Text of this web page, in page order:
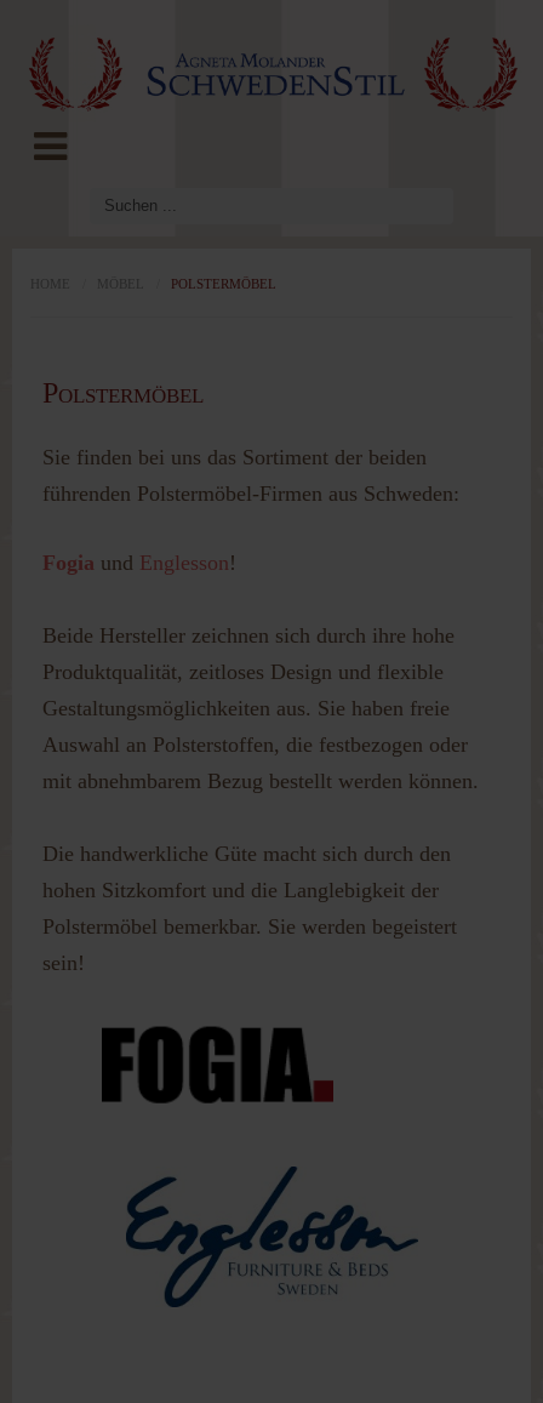
HOME MÖBEL POLSTERMÖBEL
Polstermöbel
Sie finden bei uns das Sortiment der beiden
führenden Polstermöbel-Firmen aus Schweden:
Fogia und Englesson!
Beide Hersteller zeichnen sich durch ihre hohe
Produktqualität, zeitloses Design und flexible
Gestaltungsmöglichkeiten aus. Sie haben freie
Auswahl an Polsterstoffen, die festbezogen oder
mit abnehmbarem Bezug bestellt werden können.
Die handwerkliche Güte macht sich durch den
hohen Sitzkomfort und die Langlebigkeit der
Polstermöbel bemerkbar. Sie werden begeistert
sein!
bleiben